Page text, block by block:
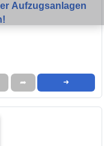
Aufzugsanlagen
➦ ➜